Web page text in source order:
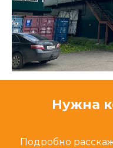
Нужна
Подробно